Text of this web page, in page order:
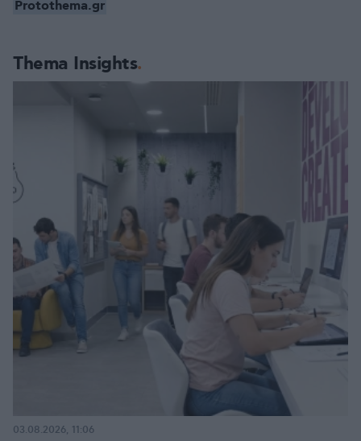
Thema Insights
03.08.2026, 11:06
Protothema.gr